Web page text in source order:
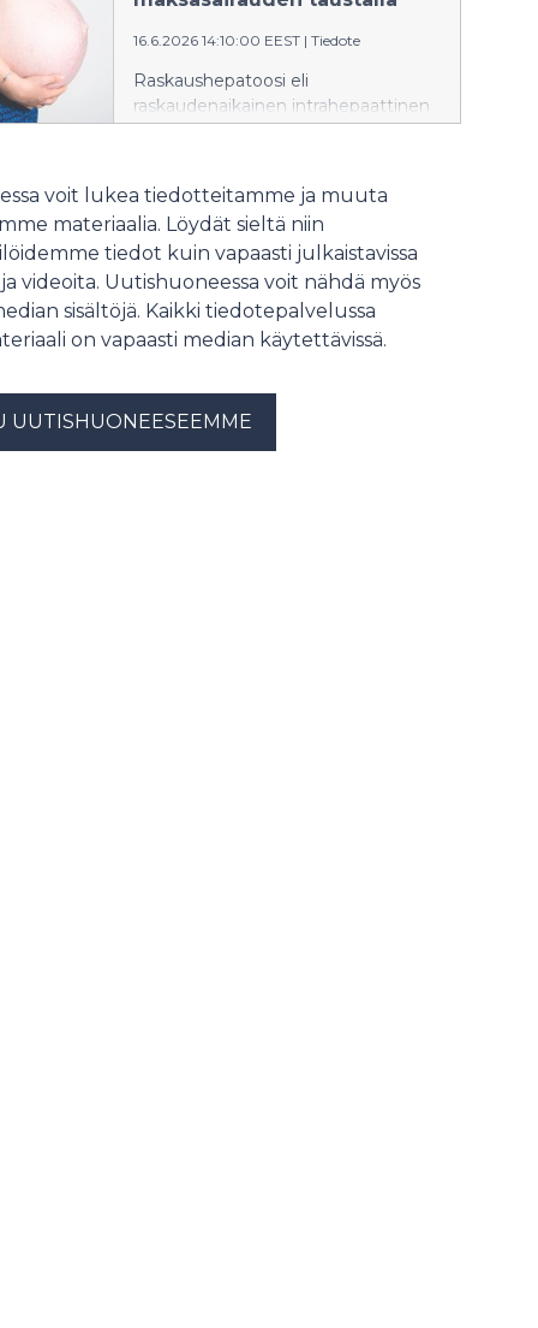
komponentteja. Purettavaksi ja
uudelleen käytettäväksi suunnitellun
betonirunkoisen kerrostalon
elinkaaren aikainen hiilijalanjälki on
tutkijat.
16.6.2026 14:10:00 EEST | Tiedote
Raskaushepatoosi eli
raskaudenaikainen intrahepaattinen
kolestaasi (ICP) on tavallisin
toiminnan häiriö. ICP:ssä
sappihappojen normaali kulku
häiriytyy. Kansainvälisessä
tutkimuksessa osoitettiin, että
sairauden perinnöllinen alttius liittyy
vahvasti sappihappojen säätelyyn
sekä rasva- ja
mahdollisuuksia äitien terveyden ja
raskauteen liittyvien
voit lukea tiedotteitamme ja muuta
materiaalia. Löydät sieltä niin
tiedot kuin vapaasti julkaistavissa
videoita. Uutishuoneessa voit nähdä myös
sisältöjä. Kaikki tiedotepalvelussa
on vapaasti median käytettävissä.
UUTISHUONEESEEMME